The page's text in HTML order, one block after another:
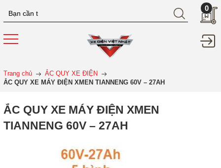
0
Trang chủ
ẮC QUY XE ĐIỆN
ẮC QUY XE MÁY ĐIỆN XMEN TIANNENG 60V – 27AH
ẮC QUY XE MÁY ĐIỆN XMEN
TIANNENG 60V – 27AH